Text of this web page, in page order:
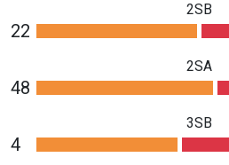
2SB
22
2SA
48
3SB
4